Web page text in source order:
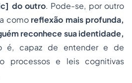
do outro. Pode-se, por outro
como reflexão mais profunda,
reconhece sua identidade,
é, capaz de entender e de
processos e leis cognitivas